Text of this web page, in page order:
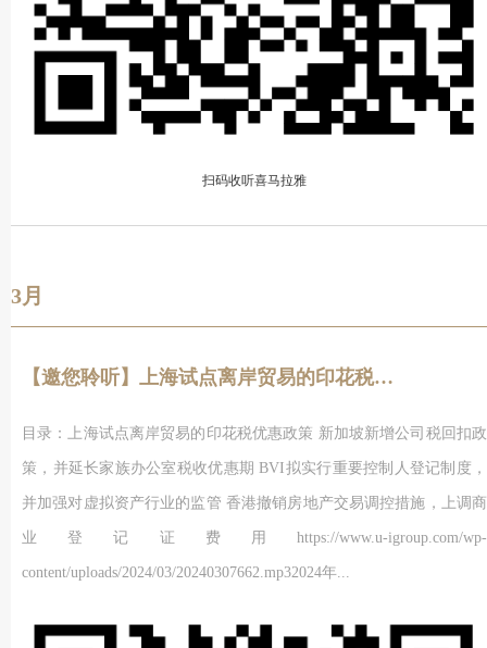
扫码收听喜马拉雅
3月
【邀您聆听】上海试点离岸贸易的印花税优惠政策
目录：上海试点离岸贸易的印花税优惠政策 新加坡新增公司税回扣政
策，并延长家族办公室税收优惠期 BVI拟实行重要控制人登记制度，
并加强对虚拟资产行业的监管 香港撤销房地产交易调控措施，上调商
业登记证费用https://www.u-igroup.com/wp-
content/uploads/2024/03/20240307662.mp32024年...